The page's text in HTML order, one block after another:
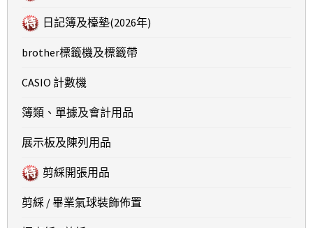
日記簿及檯墊(2026年)
brother標籤機及標籤帶
CASIO 計數機
簿類、單據及會計用品
展示板及陳列用品
剪綵開張用品
剪綵 / 畢業氣球裝飾佈置